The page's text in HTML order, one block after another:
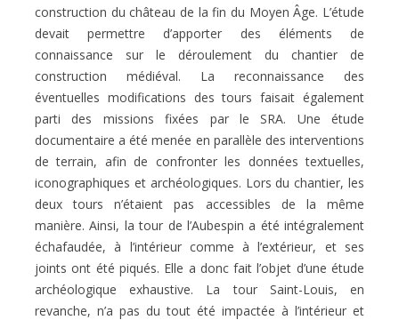
construction du château de la fin du Moyen Âge. L’étude
devait permettre d’apporter des éléments de
connaissance sur le déroulement du chantier de
construction médiéval. La reconnaissance des
éventuelles modifications des tours faisait également
parti des missions fixées par le SRA. Une étude
documentaire a été menée en parallèle des interventions
de terrain, afin de confronter les données textuelles,
iconographiques et archéologiques. Lors du chantier, les
deux tours n’étaient pas accessibles de la même
manière. Ainsi, la tour de l’Aubespin a été intégralement
échafaudée, à l’intérieur comme à l’extérieur, et ses
joints ont été piqués. Elle a donc fait l’objet d’une étude
archéologique exhaustive. La tour Saint-Louis, en
revanche, n’a pas du tout été impactée à l’intérieur et